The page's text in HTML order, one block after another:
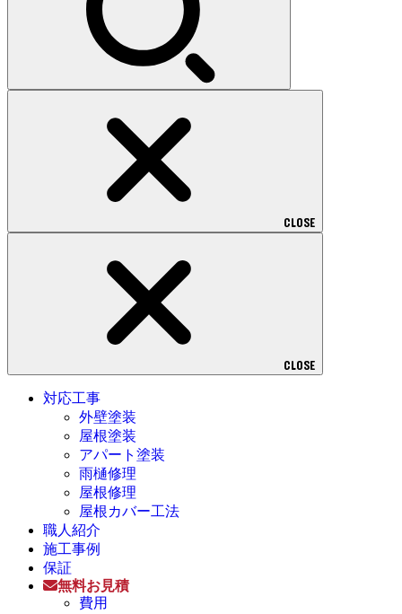
CLOSE
CLOSE
対応工事
外壁塗装
屋根塗装
アパート塗装
雨樋修理
屋根修理
屋根カバー工法
職人紹介
施工事例
保証
無料お見積
費用